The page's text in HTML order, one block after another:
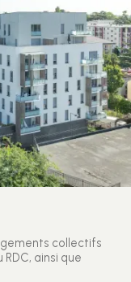
collectifs
ainsi que